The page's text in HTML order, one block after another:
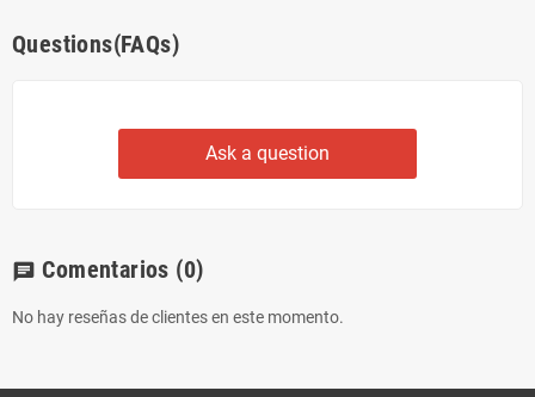
Questions(FAQs)
Ask a question
chat Comentarios (0)
No hay reseñas de clientes en este momento.